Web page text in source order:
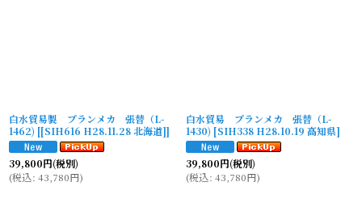
白水貿易製 プランメカ 張替（L-
1462) [[SIH616 H28.11.28 北海道]]
39,800円(税別)
(税込: 43,780円)
白水貿易 プランメカ 張替（L-
1430) [SIH338 H28.10.19 高知県]
39,800円(税別)
(税込: 43,780円)